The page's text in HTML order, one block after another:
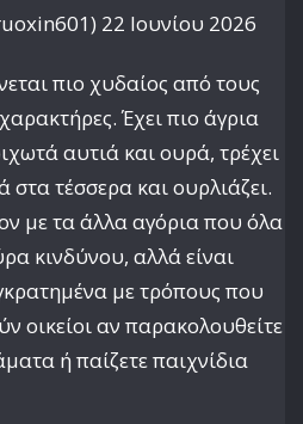
22 Ιουνίου 2026
πιο χυδαίος από τους
Έχει πιο άγρια
αυτιά και ουρά, τρέχει
στα τέσσερα και ουρλιάζει.
με τα άλλα αγόρια που όλα
κινδύνου, αλλά είναι
με τρόπους που
οικείοι αν παρακολουθείτε
ή παίζετε παιχνίδια